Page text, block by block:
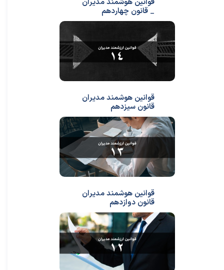
_ قانون چهاردهم
قوانین هوشمند مدیران
قانون سیزدهم
قوانین هوشمند مدیران
قانون دوازدهم